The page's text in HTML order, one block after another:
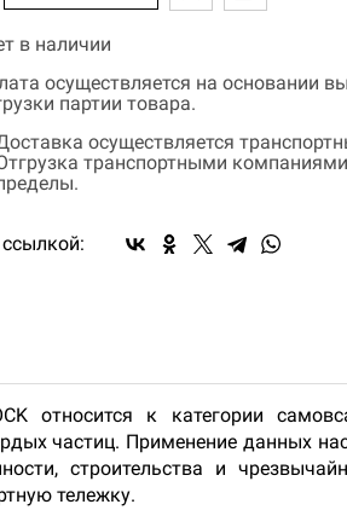
в наличии
осуществляется на основании
партии товара.
осуществляется
транспортными
относится к категории
частиц. Применение данных
строительства и
тележку.